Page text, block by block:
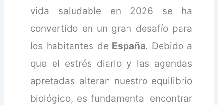
vida saludable en 2026 se ha
convertido en un gran desafío para
los habitantes de España. Debido a
que el estrés diario y las agendas
apretadas alteran nuestro equilibrio
biológico, es fundamental encontrar